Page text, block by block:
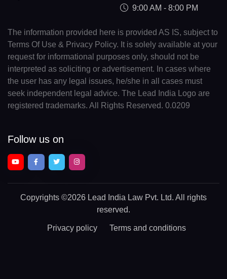
9:00 AM - 8:00 PM
The information provided here is provided AS IS, subject to
Terms Of Use & Privacy Policy. It is solely available at your
request for informational purposes only, should not be
interpreted as soliciting or advertisement. In cases where
the user has any legal issues, he/she in all cases must
seek independent legal advice. The Lead India Logo are
registered trademarks. All Rights Reserved. 0.0209
Follow us on
Copyrights ©2026 Lead India Law Pvt. Ltd. All rights
reserved.
Privacy policy Terms and conditions